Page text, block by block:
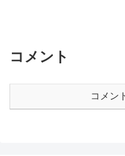
コメント
コメン